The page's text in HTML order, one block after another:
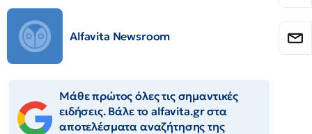
Alfavita Newsroom
Μάθε πρώτος όλες τις σημαντικές
ειδήσεις. Βάλε το alfavita.gr στα
αποτελέσματα αναζήτησης της